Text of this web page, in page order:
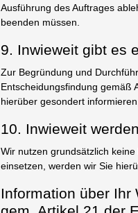
Ausführung des Auftrages
beenden müssen.
9. Inwieweit gibt es
Zur Begründung und
Entscheidungsfindung gemäß
hierüber gesondert
10. Inwieweit
Wir nutzen grundsätzlich
einsetzen, werden wir Sie
Information über Ihr